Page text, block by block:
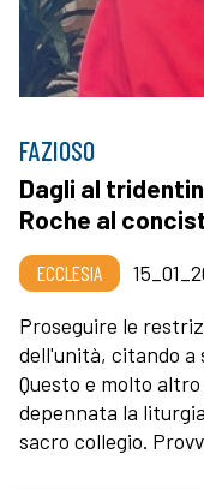
FAZIOSO
Dagli al
Roche al
ECCLESIA
Proseguire le
dell'unità, citando a
Questo e molto
depennata la
sacro collegio.